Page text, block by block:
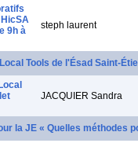
9h à
steph laurent
Tools de l'Ésad Saint-
JACQUIER Sandra
la JE « Quelles méthodes